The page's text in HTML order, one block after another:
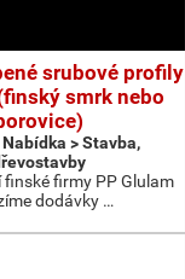
srubové profily
smrk nebo
> Stavba,
firmy PP Glulam
dodávky …